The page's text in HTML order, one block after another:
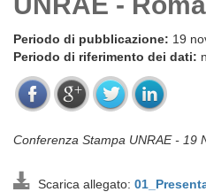
Periodo di pubblicazione: 19
Periodo di riferimento dei dati:
Conferenza Stampa UNRAE - 19
Scarica allegato: